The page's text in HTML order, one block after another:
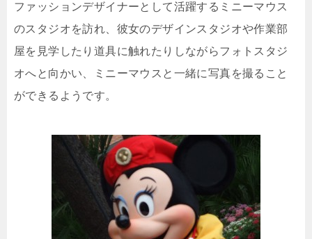
ファッションデザイナーとして活躍するミニーマウス
のスタジオを訪れ、彼女のデザインスタジオや作業部
屋を見学したり道具に触れたりしながらフォトスタジ
オへと向かい、ミニーマウスと一緒に写真を撮ること
ができるようです。